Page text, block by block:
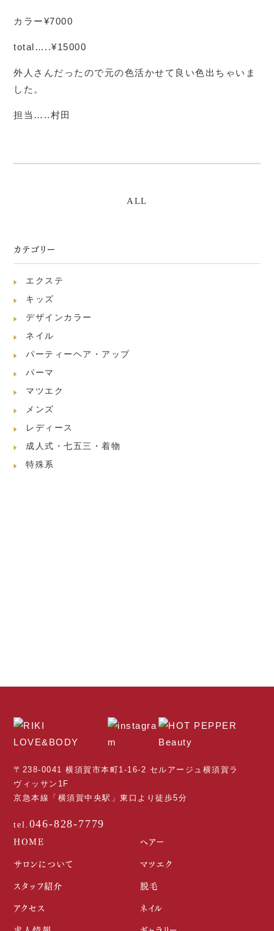
カテゴリー
エクステ
キッズ
デザインカラー
ネイル
パーティーヘア・アップ
パーマ
マツエク
メンズ
レディース
成人式・七五三・着物
特殊系
カラー¥7000
total…..¥15000
外人さんだったので元の色活かせて良い色出ちゃいま
した。
担当…..村田
ALL
〒238-0041 横須賀市本町1-16-2 セルアージュ横須賀ラ
ヴィッサン1F
京急本線「横須賀中央駅」東口より徒歩5分
046-828-7779
HOME
サロンについて
スタッフ紹介
アクセス
ヘアー
マツエク
脱毛
ネイル